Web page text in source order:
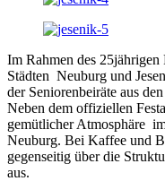
Im Rahmen des 25jährigen
Städten Neuburg und
der Seniorenbeiräte aus
Neben dem offiziellen
gemütlicher Atmosphäre
Neuburg. Bei Kaffee und
gegenseitig über die
aus.